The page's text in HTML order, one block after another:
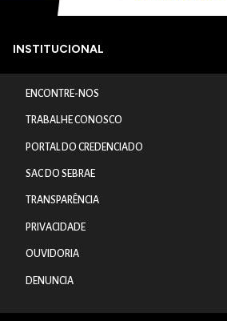
INSTITUCIONAL
ENCONTRE-NOS
TRABALHE CONOSCO
PORTAL DO CREDENCIADO
SAC DO SEBRAE
TRANSPARÊNCIA
PRIVACIDADE
OUVIDORIA
DENUNCIA